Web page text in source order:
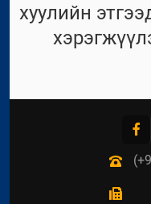
хуулийн